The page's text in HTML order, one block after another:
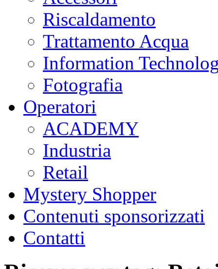
Riscaldamento
Trattamento Acqua
Information
Fotografia
Operatori
ACADEMY
Industria
Retail
Mystery Shopper
Contenuti sponsorizzati
Contatti